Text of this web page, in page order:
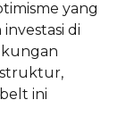
yang
di
ini